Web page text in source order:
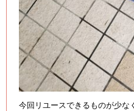
今回リユースできるものが少な